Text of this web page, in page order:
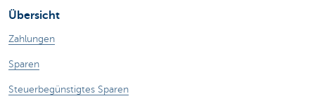
Übersicht
Zahlungen
Sparen
Steuerbegünstigtes Sparen